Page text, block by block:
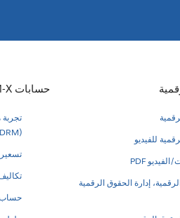
حسابات DRM-X
تجربة
(DRM).
تسعير
حساب
للفيديو
إدارة الحقوق الرقمية